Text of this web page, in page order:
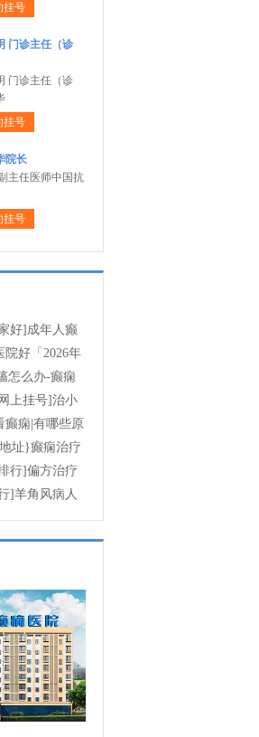
挂号
门诊主任（诊
门诊主任（诊
挂号
院长
主任医师中国抗
挂号
好]成年人癫
院好「2026年
吗?
怎么办-癫痫
上挂号]治小
癫痫|有哪些原
址}癫痫治疗
行]偏方治疗
]羊角风病人